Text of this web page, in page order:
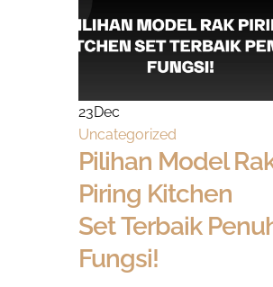
23Dec
Uncategorized
Pilihan Model
Piring Kitchen
Set Terbaik
Fungsi!